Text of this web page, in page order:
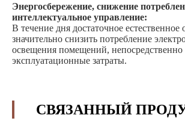
Энергосбережение, снижение
интеллектуальное управление:
В течение дня достаточное
значительно снизить потребление
освещения помещений,
эксплуатационные затраты.
СВЯЗАННЫЙ